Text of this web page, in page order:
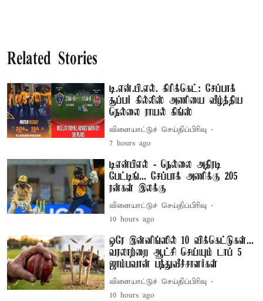
Related Stories
டி.என்.பி.எல். கிரிக்கெட்: சேப்பாக்
சூப்பர் கில்லிஸ் அணியை வீழ்த்திய
நெல்லை ராயல் கிங்ஸ்
விளையாட்டுச் செய்திப்பிரிவு
7 hours ago
டிஎன்பிஎல் - நெல்லை அதிரடி
பேட்டிங்... சேப்பாக் அணிக்கு 205
ரன்கள் இலக்கு
விளையாட்டுச் செய்திப்பிரிவு
10 hours ago
ஒரே இன்னிங்ஸில் 10 விக்கெட்டுகள்...
வரலாற்றை ஆட்சி செய்யும் டாப் 5
ஜாம்பவான் பந்துவீச்சாளர்கள்
விளையாட்டுச் செய்திப்பிரிவு
10 hours ago